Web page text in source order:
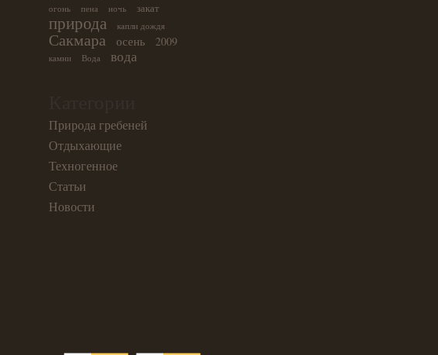
огонь
пена ночь закат
природа капли дождя
Сакмара осень 2009
камни Вода вода
Природа гребеней
Отдыхающие
Техногенное
Статьи
Новости